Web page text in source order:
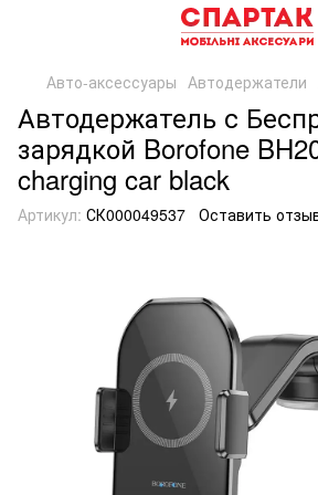
Авто-аксессуары Автодержатели
Автодержатель с
зарядкой Borofone
charging car black
Артикул: СК000049537 Оставить